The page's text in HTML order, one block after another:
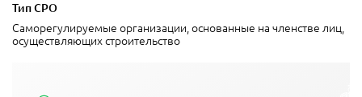
Тип СРО
Саморегулируемые организации, основанные на членстве лиц,
осуществляющих строительство